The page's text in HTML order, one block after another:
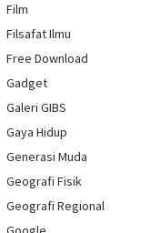
Film
Filsafat Ilmu
Free Download
Gadget
Galeri GIBS
Gaya Hidup
Generasi Muda
Geografi Fisik
Geografi Regional